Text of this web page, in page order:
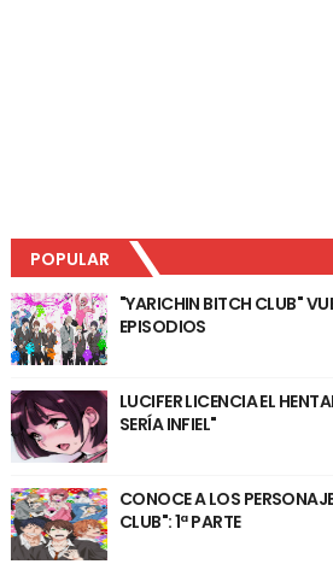
POPULAR
"YARICHIN BITCH CLUB"
EPISODIOS
LUCIFER LICENCIA EL
SERÍA INFIEL"
CONOCE A LOS
CLUB": 1ª PARTE